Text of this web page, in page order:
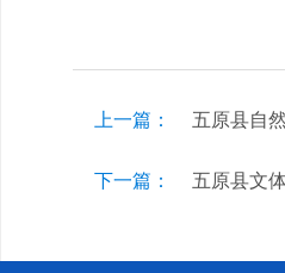
上一篇： 五原县自
下一篇： 五原县文